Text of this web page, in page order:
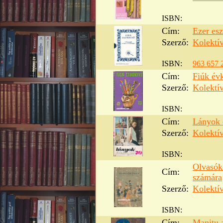
ISBN:
Cím:
Ezer
Szerző:
ISBN: 963 657
Cím:
Fiúk
Szerző:
ISBN:
Cím:
Lányok
Szerző:
ISBN:
Cím:
számára
Szerző:
ISBN: